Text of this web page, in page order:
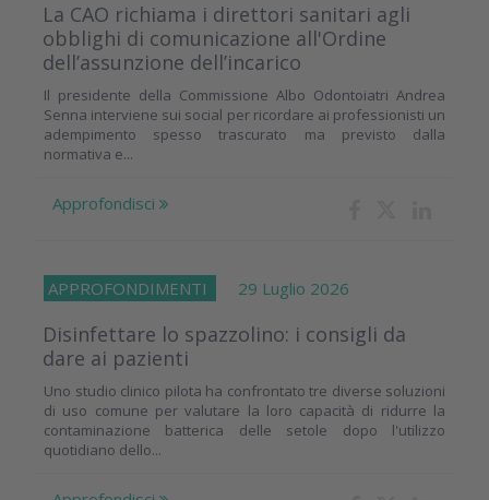
La CAO richiama i direttori sanitari agli
obblighi di comunicazione all'Ordine
dell’assunzione dell’incarico
Il presidente della Commissione Albo Odontoiatri Andrea
Senna interviene sui social per ricordare ai professionisti un
adempimento spesso trascurato ma previsto dalla
normativa e...
Approfondisci
APPROFONDIMENTI 29 Luglio 2026
Disinfettare lo spazzolino: i consigli da
dare ai pazienti
Uno studio clinico pilota ha confrontato tre diverse soluzioni
di uso comune per valutare la loro capacità di ridurre la
contaminazione batterica delle setole dopo l'utilizzo
quotidiano dello...